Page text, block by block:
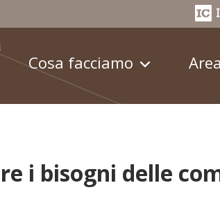
Cosa facciamo
i bisogni delle